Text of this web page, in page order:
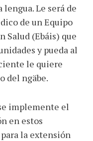
Le será de
de un Equipo
Salud (Ebáis) que
y pueda al
le quiere
del ngäbe.
implemente el
en estos
la extensión